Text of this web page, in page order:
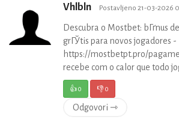
Vhlbln Postavljeno 21-03-2026
Descubra o Mostbet: bГґnus
grГЎtis para novos jogadores -
https://mostbetpt.pro/
recebe com o calor que todo
👍0 👎0
Odgovori ⇾